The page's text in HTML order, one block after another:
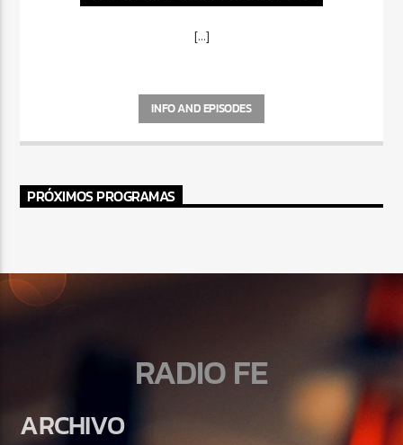
[...]
INFO AND EPISODES
PRÓXIMOS PROGRAMAS
RADIO FE
ARCHIVO